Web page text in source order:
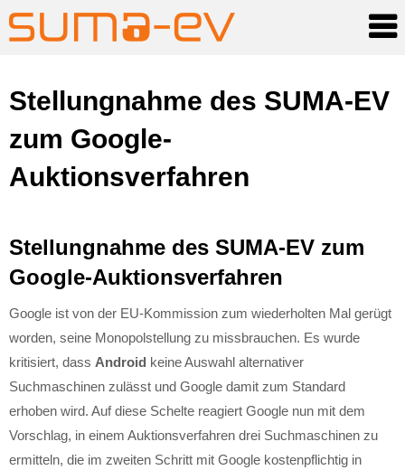
Skip
content
Stellungnahme des SUMA-EV
zum Google-
Auktionsverfahren
Stellungnahme des SUMA-EV zum
Google-Auktionsverfahren
Google ist von der EU-Kommission zum wiederholten Mal gerügt
worden, seine Monopolstellung zu missbrauchen. Es wurde
kritisiert, dass Android keine Auswahl alternativer
Suchmaschinen zulässt und Google damit zum Standard
erhoben wird. Auf diese Schelte reagiert Google nun mit dem
Vorschlag, in einem Auktionsverfahren drei Suchmaschinen zu
ermitteln, die im zweiten Schritt mit Google kostenpflichtig in